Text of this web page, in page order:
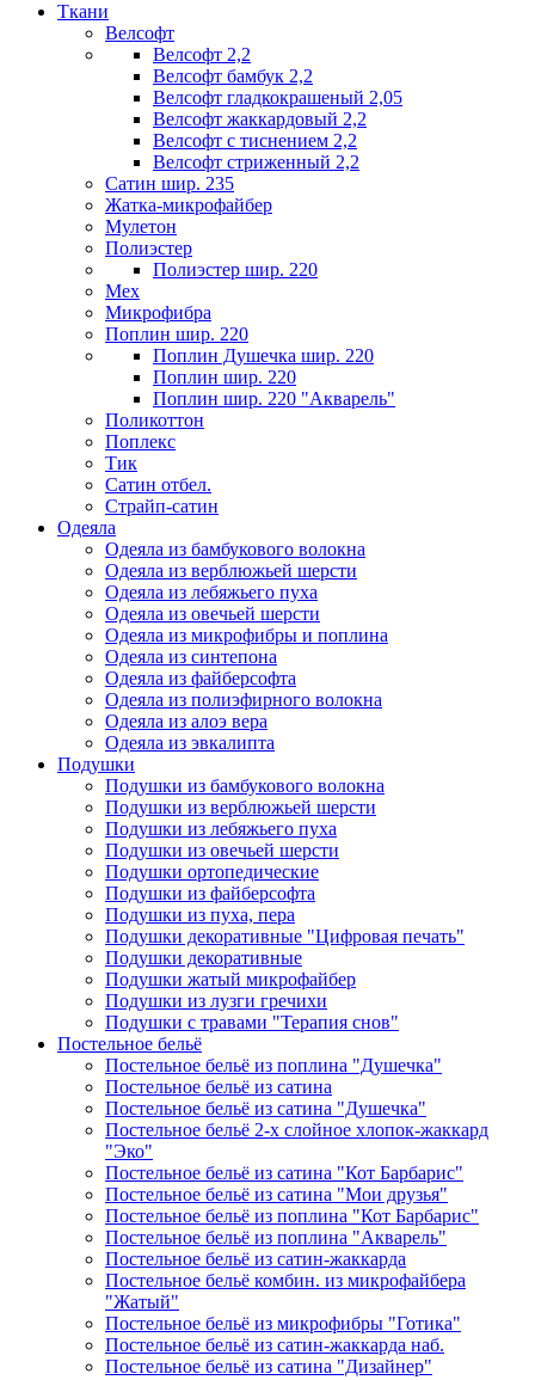
Ткани
Велсофт
Велсофт 2,2
Велсофт бамбук 2,2
Велсофт гладкокрашеный 2,05
Велсофт жаккардовый 2,2
Велсофт с тиснением 2,2
Велсофт стриженный 2,2
Сатин шир. 235
Жатка-микрофайбер
Мулетон
Полиэстер
Полиэстер шир. 220
Мех
Микрофибра
Поплин шир. 220
Поплин Душечка шир. 220
Поплин шир. 220
Поплин шир. 220 "Акварель"
Поликоттон
Поплекс
Тик
Сатин отбел.
Страйп-сатин
Одеяла
Одеяла из бамбукового волокна
Одеяла из верблюжьей шерсти
Одеяла из лебяжьего пуха
Одеяла из овечьей шерсти
Одеяла из микрофибры и поплина
Одеяла из синтепона
Одеяла из файберсофта
Одеяла из полиэфирного волокна
Одеяла из алоэ вера
Одеяла из эвкалипта
Подушки
Подушки из бамбукового волокна
Подушки из верблюжьей шерсти
Подушки из лебяжьего пуха
Подушки из овечьей шерсти
Подушки ортопедические
Подушки из файберсофта
Подушки из пуха, пера
Подушки декоративные "Цифровая печать"
Подушки декоративные
Подушки жатый микрофайбер
Подушки из лузги гречихи
Подушки с травами "Терапия снов"
Постельное бельё
Постельное бельё из поплина "Душечка"
Постельное бельё из сатина
Постельное бельё из сатина "Душечка"
Постельное бельё 2-х слойное хлопок-жаккард
"Эко"
Постельное бельё из сатина "Кот Барбарис"
Постельное бельё из сатина "Мои друзья"
Постельное бельё из поплина "Кот Барбарис"
Постельное бельё из поплина "Акварель"
Постельное бельё из сатин-жаккарда
Постельное бельё комбин. из микрофайбера
"Жатый"
Постельное бельё из микрофибры "Готика"
Постельное бельё из сатин-жаккарда наб.
Постельное бельё из сатина "Дизайнер"